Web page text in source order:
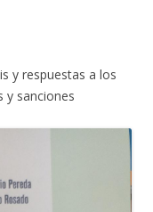
y respuestas a los
y sanciones